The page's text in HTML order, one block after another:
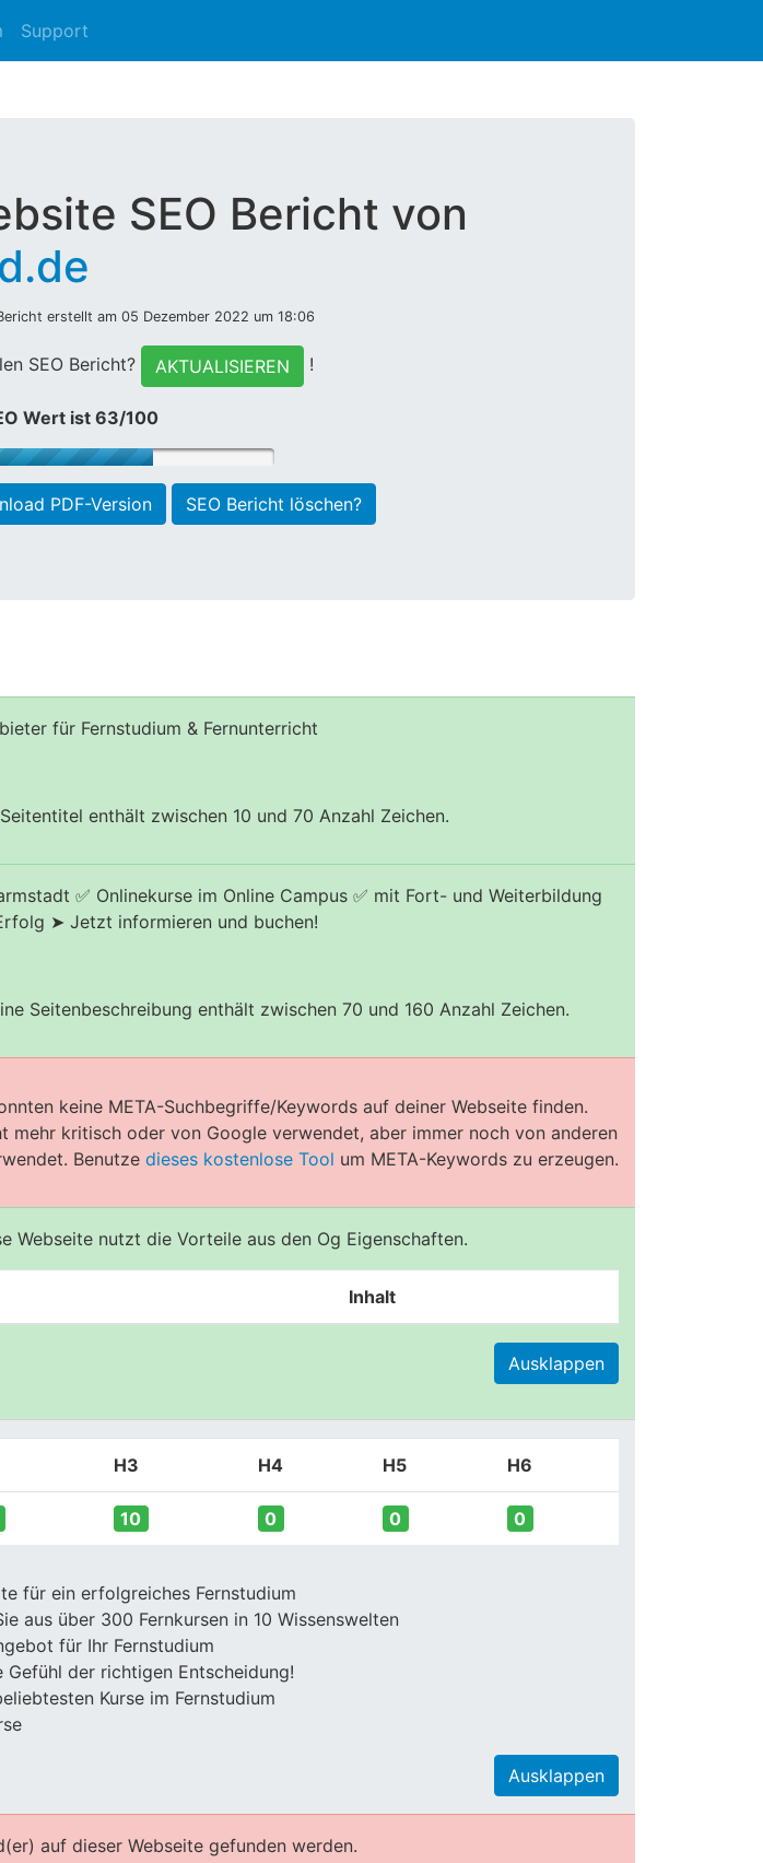
Support
SEO Bericht von
erstellt am 05 Dezember 2022 um 18:06
SEO Bericht? AKTUALISIEREN !
Wert ist 63/100
PDF-Version SEO Bericht löschen?
für Fernstudium & Fernunterricht
enthält zwischen 10 und 70 Anzahl Zeichen.
✅ Onlinekurse im Online Campus ✅ mit Fort- und Weiterbildung
➤ Jetzt informieren und buchen!
Seitenbeschreibung enthält zwischen 70 und 160 Anzahl Zeichen.
keine META-Suchbegriffe/Keywords auf deiner Webseite finden.
mehr kritisch oder von Google verwendet, aber immer noch von anderen
Benutze dieses kostenlose Tool um META-Keywords zu erzeugen.
Webseite nutzt die Vorteile aus den Og Eigenschaften.
Inhalt
Ausklappen
H3 H4 H5 H6
10 0 0 0
für ein erfolgreiches Fernstudium
aus über 300 Fernkursen in 10 Wissenswelten
für Ihr Fernstudium
Gefühl der richtigen Entscheidung!
Kurse im Fernstudium
Ausklappen
auf dieser Webseite gefunden werden.